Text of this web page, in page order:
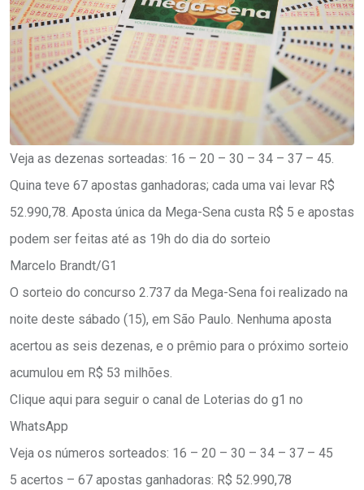
Veja as dezenas sorteadas: 16 – 20 – 30 – 34 – 37 – 45.
Quina teve 67 apostas ganhadoras; cada uma vai levar R$
52.990,78. Aposta única da Mega-Sena custa R$ 5 e apostas
podem ser feitas até as 19h do dia do sorteio
Marcelo Brandt/G1
O sorteio do concurso 2.737 da Mega-Sena foi realizado na
noite deste sábado (15), em São Paulo. Nenhuma aposta
acertou as seis dezenas, e o prêmio para o próximo sorteio
acumulou em R$ 53 milhões.
Clique aqui para seguir o canal de Loterias do g1 no
WhatsApp
Veja os números sorteados: 16 – 20 – 30 – 34 – 37 – 45
5 acertos – 67 apostas ganhadoras: R$ 52.990,78